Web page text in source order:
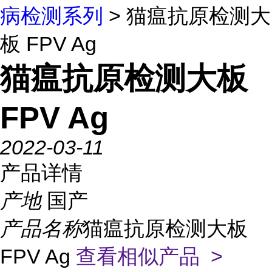
病检测系列 > 猫瘟抗原检测大
板 FPV Ag
猫瘟抗原检测大板
FPV Ag
2022-03-11
产品详情
产地 国产
产品名称猫瘟抗原检测大板
FPV Ag 查看相似产品 >